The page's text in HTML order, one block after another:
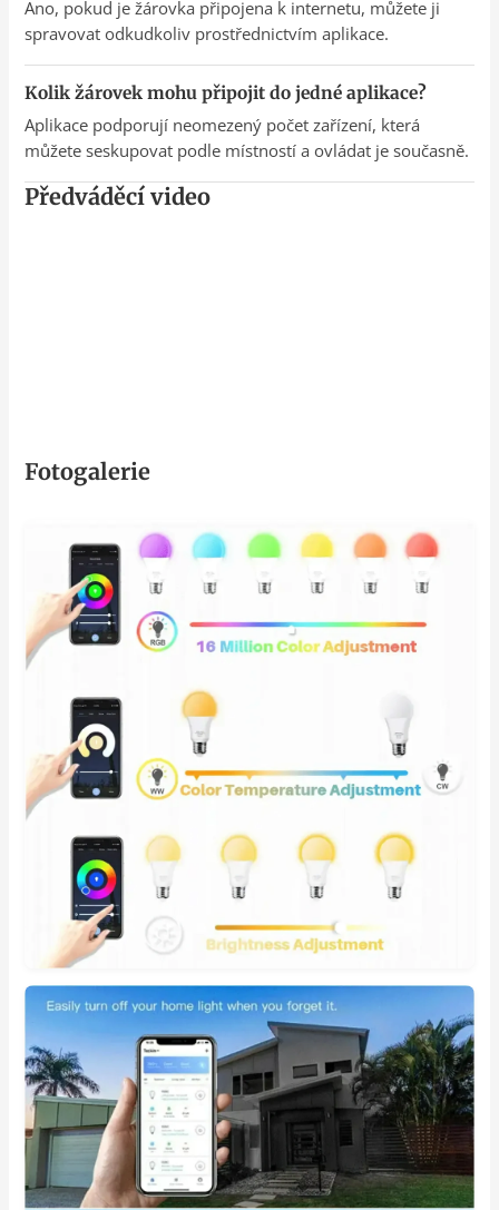
Ano, pokud je žárovka připojena k internetu, můžete ji
spravovat odkudkoliv prostřednictvím aplikace.
Kolik žárovek mohu připojit do jedné aplikace?
Aplikace podporují neomezený počet zařízení, která
můžete seskupovat podle místností a ovládat je současně.
Předváděcí video
Fotogalerie